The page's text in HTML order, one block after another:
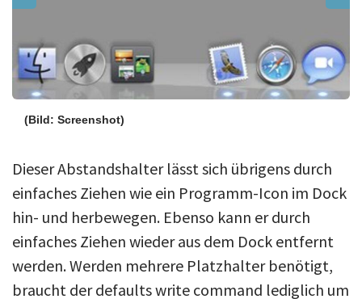
(Bild: Screenshot)
Dieser Abstandshalter lässt sich übrigens durch
einfaches Ziehen wie ein Programm-Icon im Dock
hin- und herbewegen. Ebenso kann er durch
einfaches Ziehen wieder aus dem Dock entfernt
werden. Werden mehrere Platzhalter benötigt,
braucht der defaults write command lediglich um